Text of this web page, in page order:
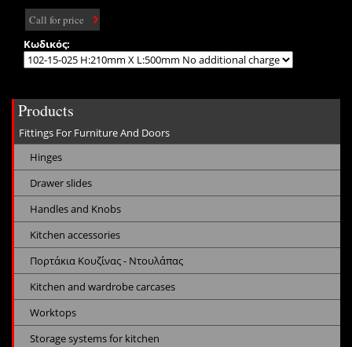
Call for price
Κωδικός:
Products
Fittings For Furniture And Doors
Hinges
Drawer slides
Handles and Knobs
Kitchen accessories
Πορτάκια Κουζίνας - Ντουλάπας
Kitchen and wardrobe carcases
Worktops
Storage systems for kitchen